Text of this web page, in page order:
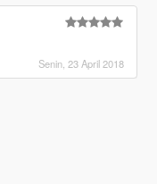
Senin, 23 April 2018